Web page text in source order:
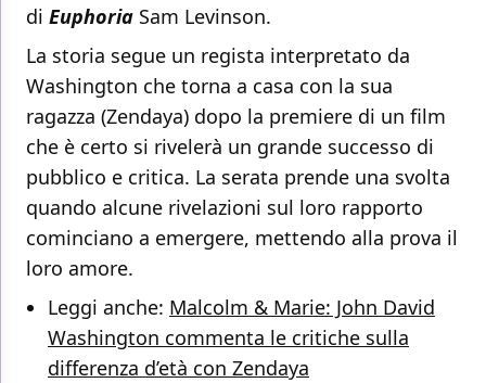
di Euphoria Sam Levinson.
La storia segue un regista interpretato da
Washington che torna a casa con la sua
ragazza (Zendaya) dopo la premiere di un film
che è certo si rivelerà un grande successo di
pubblico e critica. La serata prende una svolta
quando alcune rivelazioni sul loro rapporto
cominciano a emergere, mettendo alla prova il
loro amore.
Leggi anche: Malcolm & Marie: John David
Washington commenta le critiche sulla
differenza d’età con Zendaya